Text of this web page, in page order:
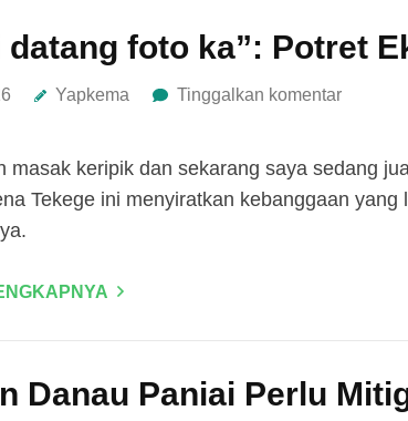
datang foto ka”: Potret
Yapkema Tinggalkan komentar
masak keripik dan sekarang saya sedang
Tekege ini menyiratkan kebanggaan
Danau Paniai Perlu